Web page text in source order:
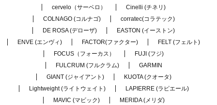
cervelo（サーベロ）
Cinelli (チネリ)
COLNAGO (コルナゴ)
corratec(コラテック)
DE ROSA (デローザ)
EASTON (イーストン)
ENVE (エンヴィ)
FACTOR(ファクター)
FELT (フェルト)
FOCUS（フォーカス）
FUJI (フジ)
FULCRUM (フルクラム)
GARMIN
GIANT (ジャイアント)
KUOTA (クオータ)
Lightweight (ライトウェイト)
LAPIERRE (ラピエール)
MAVIC (マビック)
MERIDA (メリダ)